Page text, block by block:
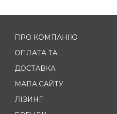
ПРО КОМПАНІЮ
ОПЛАТА ТА
ДОСТАВКА
МАПА САЙТУ
ЛІЗИНГ